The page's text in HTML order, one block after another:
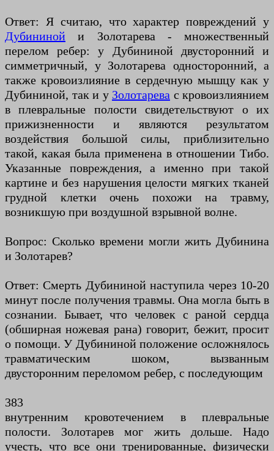
Ответ: Я считаю, что характер повреждений у
Дубининой и Золотарева - множественный
перелом ребер: у Дубининой двусторонний и
симметричный, у Золотарева односторонний, а
также кровоизлияние в сердечную мышцу как у
Дубининой, так и у Золотарева с кровоизлиянием
в плевральные полости свидетельствуют о их
прижизненности и являются результатом
воздействия большой силы, приблизительно
такой, какая была применена в отношении Тибо.
Указанные повреждения, а именно при такой
картине и без нарушения целости мягких тканей
грудной клетки очень похожи на травму,
возникшую при воздушной взрывной волне.
Вопрос: Сколько времени могли жить Дубинина
и Золотарев?
Ответ: Смерть Дубининой наступила через 10-20
минут после получения травмы. Она могла быть в
сознании. Бывает, что человек с раной сердца
(обширная ножевая рана) говорит, бежит, просит
о помощи. У Дубининой положение осложнялось
травматическим шоком, вызванным
двусторонним переломом ребер, с последующим
383
внутренним кровотечением в плевральные
полости. Золотарев мог жить дольше. Надо
учесть, что все они тренированные, физически